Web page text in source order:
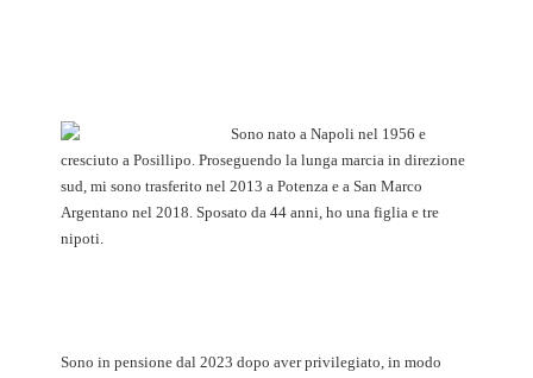
Sono nato a Napoli nel 1956 e
cresciuto a Posillipo. Proseguendo la lunga marcia in direzione
sud, mi sono trasferito nel 2013 a Potenza e a San Marco
Argentano nel 2018. Sposato da 44 anni, ho una figlia e tre
nipoti.
Sono in pensione dal 2023 dopo aver privilegiato, in modo